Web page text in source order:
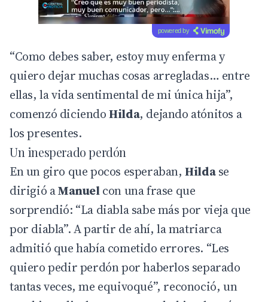
powered by
“Como debes saber, estoy muy enferma y
quiero dejar muchas cosas arregladas… entre
ellas, la vida sentimental de mi única hija”,
comenzó diciendoHilda, dejando atónitos a
los presentes.
Un inesperado perdón
En un giro que pocos esperaban,Hildase
dirigió aManuelcon una frase que
sorprendió: “La diabla sabe más por vieja que
por diabla”. A partir de ahí, la matriarca
admitió que había cometido errores. “Les
quiero pedir perdón por haberlos separado
tantas veces, me equivoqué”, reconoció, un